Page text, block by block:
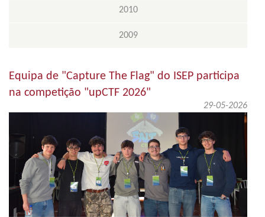
2010
2009
Equipa de "Capture The Flag" do ISEP participa
na competição "upCTF 2026"
29-05-2026